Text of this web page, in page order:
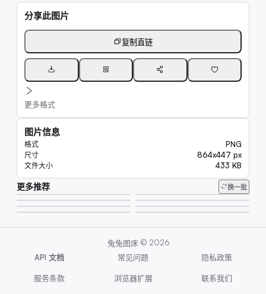
分享此图片
复制直链
更多格式
图片信息
格式 PNG
尺寸 864x447 px
文件大小 433 KB
更多推荐 换一批
23K
15K
20K
6.6K
46K
6.7K
310K
兔兔图床·© 2026
API 文档
常见问题 隐私政策
服务条款 浏览器扩展 联系我们